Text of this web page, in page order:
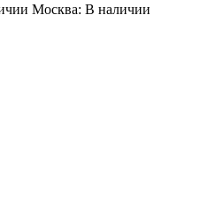
Москва: В наличии